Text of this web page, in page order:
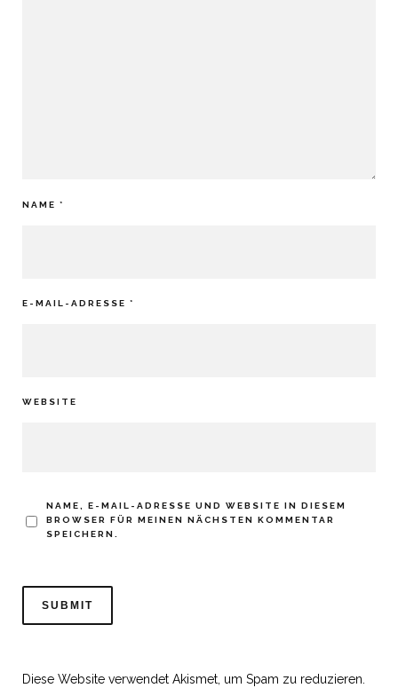
NAME *
E-MAIL-ADRESSE *
WEBSITE
NAME, E-MAIL-ADRESSE UND WEBSITE IN DIESEM
BROWSER FÜR MEINEN NÄCHSTEN KOMMENTAR
SPEICHERN.
Diese Website verwendet Akismet, um Spam zu reduzieren.